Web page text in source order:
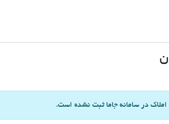
در سامانه جاما ثبت نشده است.